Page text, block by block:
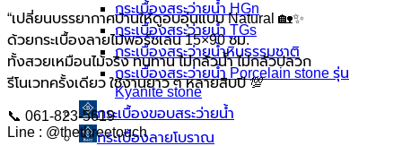
กระเบื้องสระว่ายน้ำ HGn
กระเบื้องสระว่ายน้ำ TGs
กระเบื้องสระว่ายน้ำหินธรรมชาติ
กระเบื้องสระว่ายนํ้า Porcelain stone รุ่น
Kyanite stone
กระเบื้องขอบสระว่ายน้ำ
กระเบื้องลายโบราณ
“เปลี่ยนบรรยากาศบ้านให้ดูอบอุ่นแบบ Natural 🏡✨
ด้วยกระเบื้องลายไม้พอร์ซเลน 15×90 ซม.
ทั้งสวยเหมือนไม้จริง ทนทาน ไม่กลัวน้ำ ไม่กลัวปลวก
รีโนเวทครั้งเดียว ใช้งานยาว ๆ หลายสิบปี 💯
📞 061-823-5619
Line : @thethreetouch